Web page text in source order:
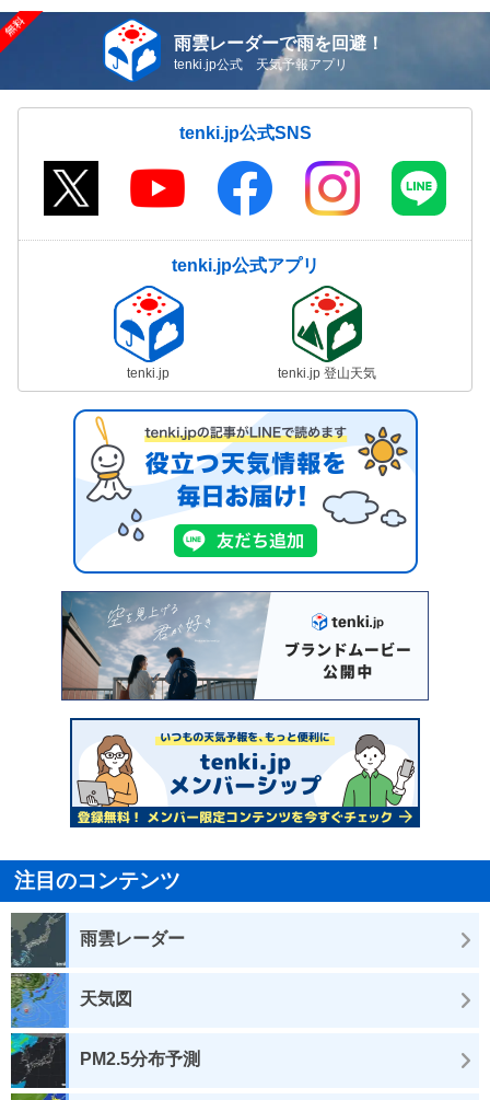
雨雲レーダーで雨を回避！
tenki.jp公式 天気予報アプリ
tenki.jp公式SNS
tenki.jp公式アプリ
tenki.jp tenki.jp 登山天気
注目のコンテンツ
雨雲レーダー
天気図
PM2.5分布予測